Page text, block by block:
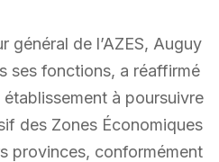
général de l’AZES, Auguy
ses fonctions, a réaffirmé
à poursuivre
des Zones Économiques
provinces, conformément